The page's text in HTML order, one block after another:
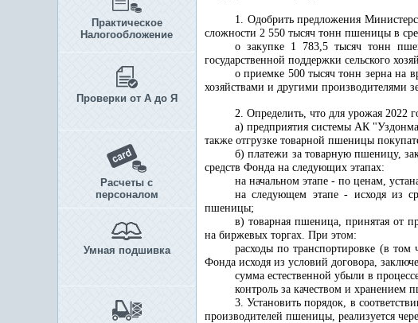
Практическое
Налогообложение
Проверки от А до Я
Расчеты с
персоналом
Умная подшивка
1. Одобрить предложения
сложности 2 550 тысяч тонн пшеницы в
о закупке 1 783,5 тысяч тонн
государственной поддержки сельского
о приемке 500 тысяч тонн зерна на
хозяйствами и другими производителями
2. Определить, что для урожая 2022
а) предприятия системы АК
также отгрузке товарной пшеницы
б) платежи за товарную пшеницу,
средств Фонда на следующих этапах:
на начальном этапе - по ценам,
на следующем этапе - исходя из
пшеницы;
в) товарная пшеница, принятая от
на биржевых торгах. При этом:
расходы по транспортировке (в том
Фонда исходя из условий договора,
сумма естественной убыли в
контроль за качеством и
3. Установить порядок, в
производителей пшеницы, реализуется